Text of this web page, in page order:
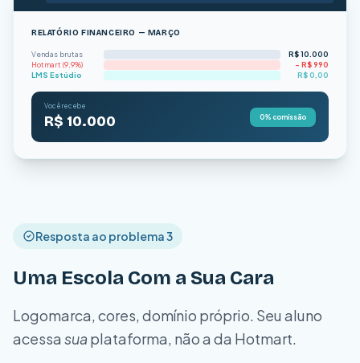
RELATÓRIO FINANCEIRO — MARÇO
Vendas brutas
R$ 10.000
Hotmart (9,9%)
− R$ 990
LMS Estúdio
R$ 0,00
Você recebe
R$ 10.000 0% comissão
Resposta ao problema 3
Uma Escola Com a Sua Cara
Logomarca, cores, domínio próprio. Seu aluno
acessa sua plataforma, não a da Hotmart.